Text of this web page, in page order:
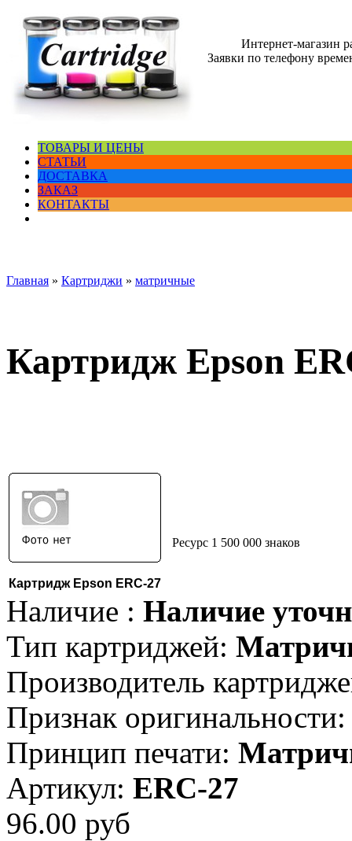
Интернет-магазин
Заявки по телефону
ТОВАРЫ И ЦЕНЫ
СТАТЬИ
ДОСТАВКА
ЗАКАЗ
КОНТАКТЫ
Главная » Картриджи » матричные
Картридж Epson
Картридж Epson ERC-27
Ресурс 1 500 000 знаков
Наличие : Наличие
Тип картриджей:
Производитель
Признак оригинальности:
Принцип печати:
Артикул: ERC-27
96.00 руб